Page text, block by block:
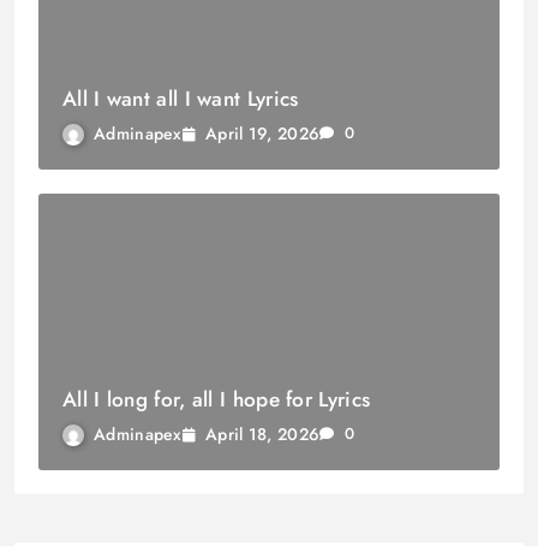
All I want all I want Lyrics
Adminapex April 19, 2026 0
All I long for, all I hope for Lyrics
Adminapex April 18, 2026 0